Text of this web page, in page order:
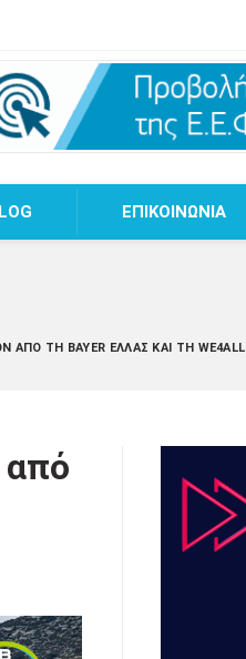
EΠΙΚΟΙΝΩΝΙΑ
ΤΗ BAYER ΕΛΛΆΣ ΚΑΙ ΤΗ WE4ALL
από